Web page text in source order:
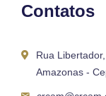
Contatos
Rua
Amazonas -